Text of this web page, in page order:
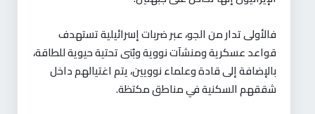
فالأولى تدار من الجو، عبر ضربات إسرائيلية تستهدف
قواعد عسكرية ومنشآت نووية وبُنى تحتية حيوية للطاقة،
بالإضافة إلى قادة وعلماء نوويين، يتم اغتيالهم داخل
شققهم السكنية في مناطق مكتظة.